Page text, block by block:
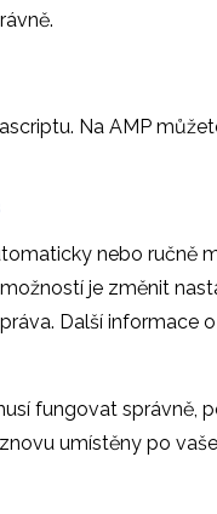
Na AMP
nebo ručně
je změnit
Další
fungovat správně,
umístěny po